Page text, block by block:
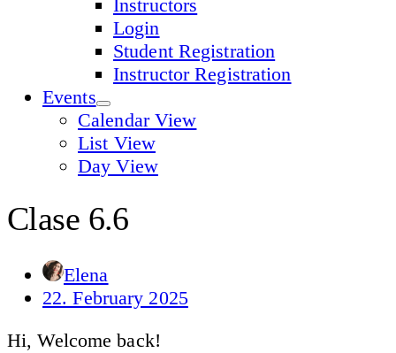
Instructors
Login
Student Registration
Instructor Registration
Events
Calendar View
List View
Day View
Clase 6.6
Elena
22. February 2025
Hi, Welcome back!